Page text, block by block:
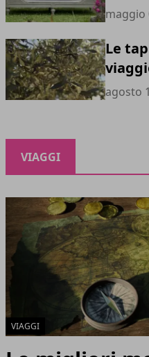
maggio
Le
agosto
VIAGGI
VIAGGI